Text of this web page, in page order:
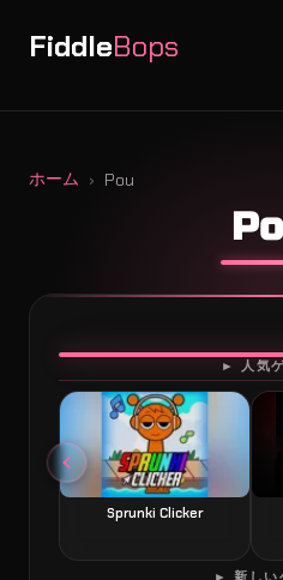
FiddleBops
Sprunki
ホーム Pou
► 人気
Sprunki Clicker
プレ
► 新しい